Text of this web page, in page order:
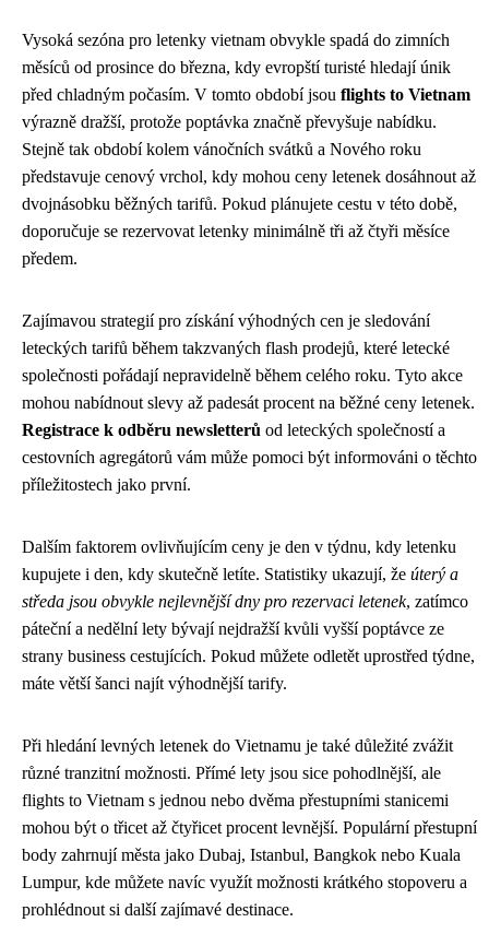
Vysoká sezóna pro letenky vietnam obvykle spadá do zimních
měsíců od prosince do března, kdy evropští turisté hledají únik
před chladným počasím. V tomto období jsou flights to Vietnam
výrazně dražší, protože poptávka značně převyšuje nabídku.
Stejně tak období kolem vánočních svátků a Nového roku
představuje cenový vrchol, kdy mohou ceny letenek dosáhnout až
dvojnásobku běžných tarifů. Pokud plánujete cestu v této době,
doporučuje se rezervovat letenky minimálně tři až čtyři měsíce
předem.
Zajímavou strategií pro získání výhodných cen je sledování
leteckých tarifů během takzvaných flash prodejů, které letecké
společnosti pořádají nepravidelně během celého roku. Tyto akce
mohou nabídnout slevy až padesát procent na běžné ceny letenek.
Registrace k odběru newsletterů od leteckých společností a
cestovních agregátorů vám může pomoci být informováni o těchto
příležitostech jako první.
Dalším faktorem ovlivňujícím ceny je den v týdnu, kdy letenku
kupujete i den, kdy skutečně letíte. Statistiky ukazují, že úterý a
středa jsou obvykle nejlevnější dny pro rezervaci letenek, zatímco
páteční a nedělní lety bývají nejdražší kvůli vyšší poptávce ze
strany business cestujících. Pokud můžete odletět uprostřed týdne,
máte větší šanci najít výhodnější tarify.
Při hledání levných letenek do Vietnamu je také důležité zvážit
různé tranzitní možnosti. Přímé lety jsou sice pohodlnější, ale
flights to Vietnam s jednou nebo dvěma přestupními stanicemi
mohou být o třicet až čtyřicet procent levnější. Populární přestupní
body zahrnují města jako Dubaj, Istanbul, Bangkok nebo Kuala
Lumpur, kde můžete navíc využít možnosti krátkého stopoveru a
prohlédnout si další zajímavé destinace.